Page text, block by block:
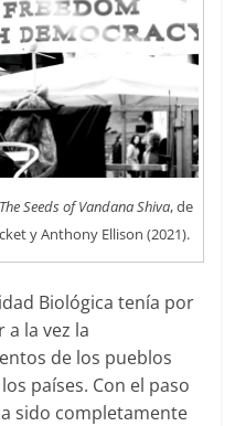
The Seeds of Vandana Shiva, de
y Anthony Ellison (2021).
Biológica tenía por
la vez la
de los pueblos
países. Con el paso
sido completamente